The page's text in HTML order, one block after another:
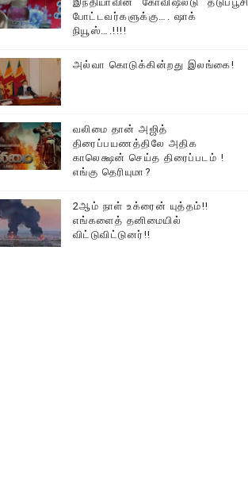
போட்டவர்களுக்கு…. ஷாக்
நியூஸ்….!!!!
அல்வா கொடுக்கின்றது இலங்கை!
வலிமை தான் அஜித்
திரைப்பயணத்திலே அதிக
காலெக்ஷன் செய்த திரைப்படம் !
எங்கு தெரியுமா?
2ஆம் நாள் உக்ரைன் யுத்தம்!!
எங்களைத் தனிமையில்
விட்டுவிட்டுனர்!!